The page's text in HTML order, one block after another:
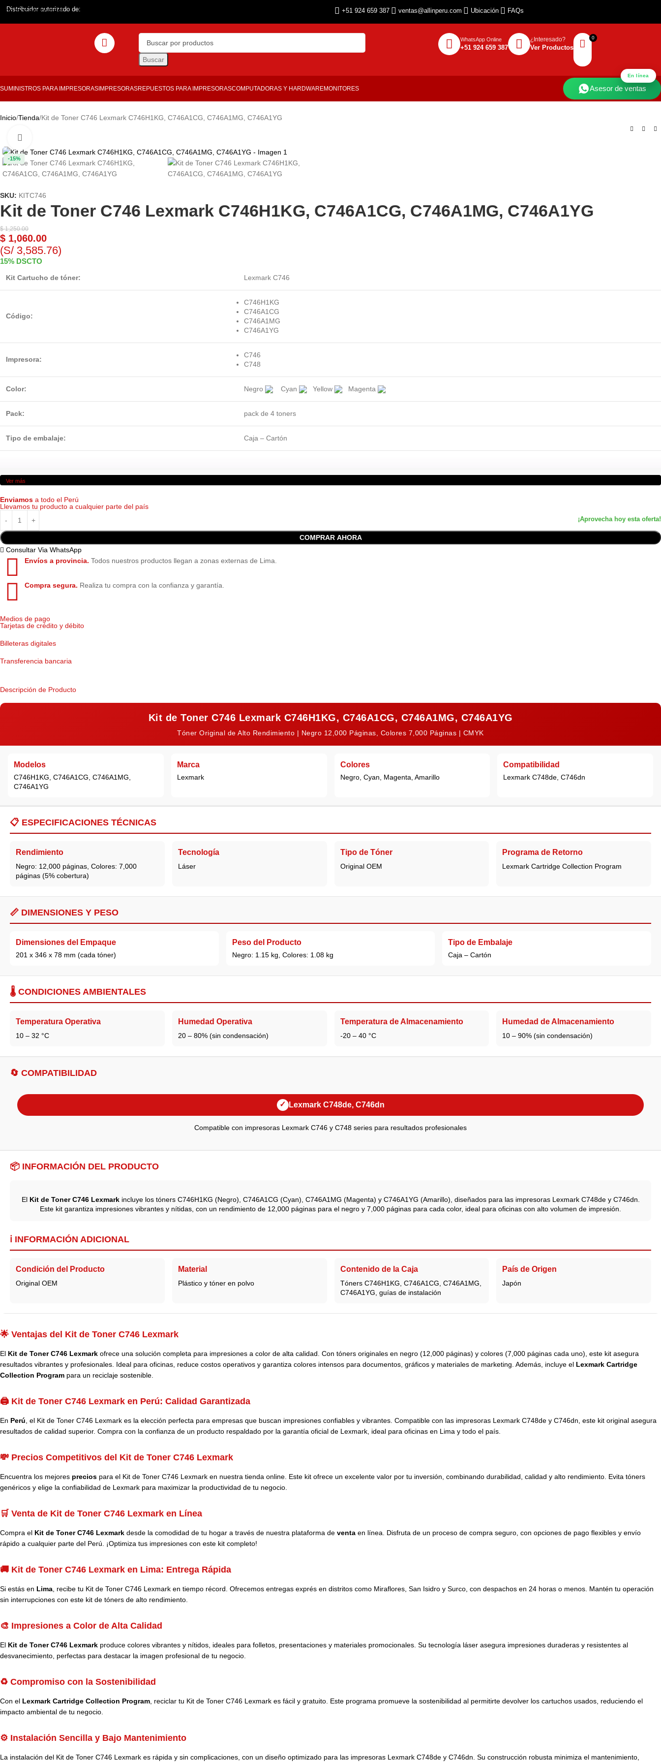
Skip to main content
Distribuidor autorizado de: +51 924 659 387 ventas@allinperu.com Ubicación FAQs
Buscar
WhatsApp Online
+51 924 659 387
¿Interesado?
Ver Productos
SUMINISTROS PARA IMPRESORAS IMPRESORASREPUESTOS PARA IMPRESORASCOMPUTADORAS Y HARDWAREMONITORES
En línea
Asesor de ventas
Inicio Tienda Kit de Toner C746 Lexmark C746H1KG, C746A1CG, C746A1MG, C746A1YG
-15%
SKU: KITC746
Kit de Toner C746 Lexmark C746H1KG, C746A1CG, C746A1MG, C746A1YG
$1,250.00
$ 1,060.00
(S/ 3,585.76)
15% DSCTO
Kit Cartucho de tóner: Lexmark C746
Código:
C746H1KG
C746A1CG
C746A1MG
C746A1YG
Impresora:
C746
C748
Color: Negro Cyan Yellow Magenta
Pack: pack de 4 toners
Tipo de embalaje: Caja – Cartón
Ver más
Enviamos a todo el Perú
Llevamos tu producto a cualquier parte del país
COMPRAR AHORA
Consultar Via WhatsApp
Envíos a provincia. Todos nuestros productos llegan a zonas externas de Lima.
Compra segura. Realiza tu compra con la confianza y garantía.
Medios de pago
Tarjetas de crédito y débito
Billeteras digitales
Transferencia bancaria
Descripción de Producto
Kit de Toner C746 Lexmark C746H1KG, C746A1CG, C746A1MG, C746A1YG
Tóner Original de Alto Rendimiento | Negro 12,000 Páginas, Colores 7,000 Páginas | CMYK
Modelos
C746H1KG, C746A1CG, C746A1MG,
C746A1YG
Marca
Lexmark
Colores
Negro, Cyan, Magenta, Amarillo
Compatibilidad
Lexmark C748de, C746dn
📋 ESPECIFICACIONES TÉCNICAS
Rendimiento
Negro: 12,000 páginas, Colores: 7,000
páginas (5% cobertura)
Tecnología
Láser
Tipo de Tóner
Original OEM
Programa de Retorno
Lexmark Cartridge Collection Program
📏 DIMENSIONES Y PESO
Dimensiones del Empaque
201 x 346 x 78 mm (cada tóner)
Peso del Producto
Negro: 1.15 kg, Colores: 1.08 kg
Tipo de Embalaje
Caja – Cartón
🌡️ CONDICIONES AMBIENTALES
Temperatura Operativa
10 – 32 °C
Humedad Operativa
20 – 80% (sin condensación)
Temperatura de Almacenamiento
-20 – 40 °C
Humedad de Almacenamiento
10 – 90% (sin condensación)
🔄 COMPATIBILIDAD
✓ Lexmark C748de, C746dn
Compatible con impresoras Lexmark C746 y C748 series para resultados profesionales
📦 INFORMACIÓN DEL PRODUCTO
El Kit de Toner C746 Lexmarkincluye los tóners C746H1KG (Negro), C746A1CG (Cyan), C746A1MG (Magenta) y C746A1YG (Amarillo), diseñados para las impresoras Lexmark C748de y C746dn.
Este kit garantiza impresiones vibrantes y nítidas, con un rendimiento de 12,000 páginas para el negro y 7,000 páginas para cada color, ideal para oficinas con alto volumen de impresión.
ℹ️ INFORMACIÓN ADICIONAL
Condición del Producto
Original OEM
Material
Plástico y tóner en polvo
Contenido de la Caja
Tóners C746H1KG, C746A1CG, C746A1MG,
C746A1YG, guías de instalación
País de Origen
Japón
🌟 Ventajas del Kit de Toner C746 Lexmark
El Kit de Toner C746 Lexmark ofrece una solución completa para impresiones a color de alta calidad. Con tóners originales en negro (12,000 páginas) y colores (7,000 páginas cada uno), este kit asegura
resultados vibrantes y profesionales. Ideal para oficinas, reduce costos operativos y garantiza colores intensos para documentos, gráficos y materiales de marketing. Además, incluye el Lexmark Cartridge
Collection Program para un reciclaje sostenible.
🖨️ Kit de Toner C746 Lexmark en Perú: Calidad Garantizada
En Perú , el Kit de Toner C746 Lexmark es la elección perfecta para empresas que buscan impresiones confiables y vibrantes. Compatible con las impresoras Lexmark C748de y C746dn, este kit original asegura
resultados de calidad superior. Compra con la confianza de un producto respaldado por la garantía oficial de Lexmark, ideal para oficinas en Lima y todo el país.
💸 Precios Competitivos del Kit de Toner C746 Lexmark
Encuentra los mejores precios para el Kit de Toner C746 Lexmark en nuestra tienda online. Este kit ofrece un excelente valor por tu inversión, combinando durabilidad, calidad y alto rendimiento. Evita tóners
genéricos y elige la confiabilidad de Lexmark para maximizar la productividad de tu negocio.
🛒 Venta de Kit de Toner C746 Lexmark en Línea
Compra el Kit de Toner C746 Lexmark desde la comodidad de tu hogar a través de nuestra plataforma de venta en línea. Disfruta de un proceso de compra seguro, con opciones de pago flexibles y envío
rápido a cualquier parte del Perú. ¡Optimiza tus impresiones con este kit completo!
🚚 Kit de Toner C746 Lexmark en Lima: Entrega Rápida
Si estás en Lima , recibe tu Kit de Toner C746 Lexmark en tiempo récord. Ofrecemos entregas exprés en distritos como Miraflores, San Isidro y Surco, con despachos en 24 horas o menos. Mantén tu operación
sin interrupciones con este kit de tóners de alto rendimiento.
🎨 Impresiones a Color de Alta Calidad
El Kit de Toner C746 Lexmark produce colores vibrantes y nítidos, ideales para folletos, presentaciones y materiales promocionales. Su tecnología láser asegura impresiones duraderas y resistentes al
desvanecimiento, perfectas para destacar la imagen profesional de tu negocio.
♻️ Compromiso con la Sostenibilidad
Con el Lexmark Cartridge Collection Program , reciclar tu Kit de Toner C746 Lexmark es fácil y gratuito. Este programa promueve la sostenibilidad al permitirte devolver los cartuchos usados, reduciendo el
impacto ambiental de tu negocio.
⚙️ Instalación Sencilla y Bajo Mantenimiento
La instalación del Kit de Toner C746 Lexmark es rápida y sin complicaciones, con un diseño optimizado para las impresoras Lexmark C748de y C746dn. Su construcción robusta minimiza el mantenimiento,